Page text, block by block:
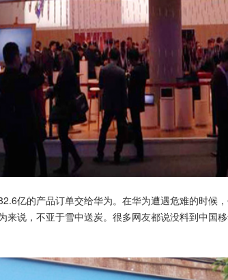
亿的产品订单交给华为。在华为遭遇危难的时候
来说，不亚于雪中送炭。很多网友都说没料到中国移